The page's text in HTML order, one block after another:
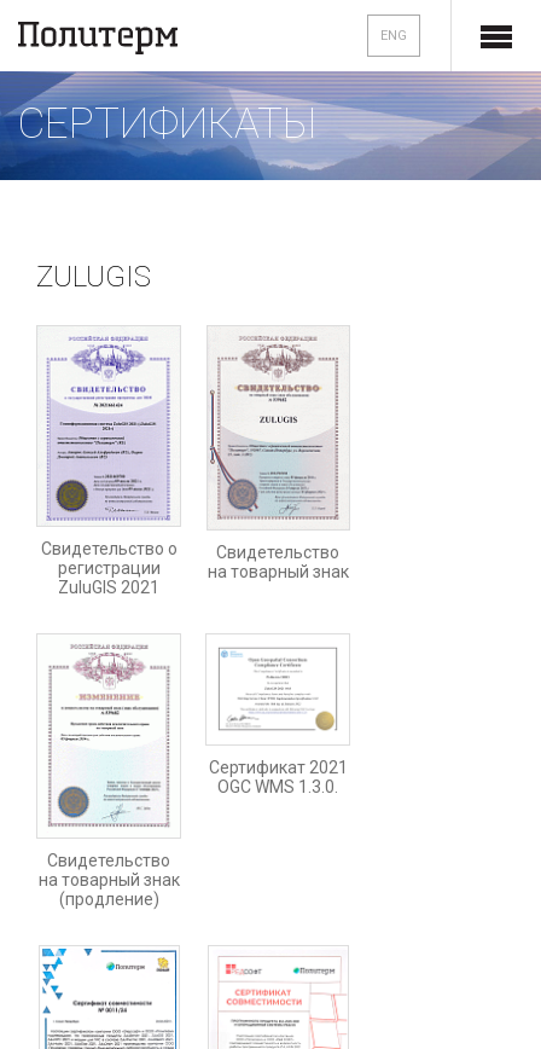
ENG
СЕРТИФИКАТЫ
ZULUGIS
Свидетельство о
регистрации
ZuluGIS 2021
Свидетельство
на товарный знак
Свидетельство
на товарный знак
(продление)
Сертификат 2021
OGC WMS 1.3.0.